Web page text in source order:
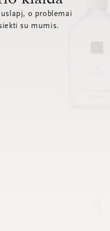
o problemai
su mumis.